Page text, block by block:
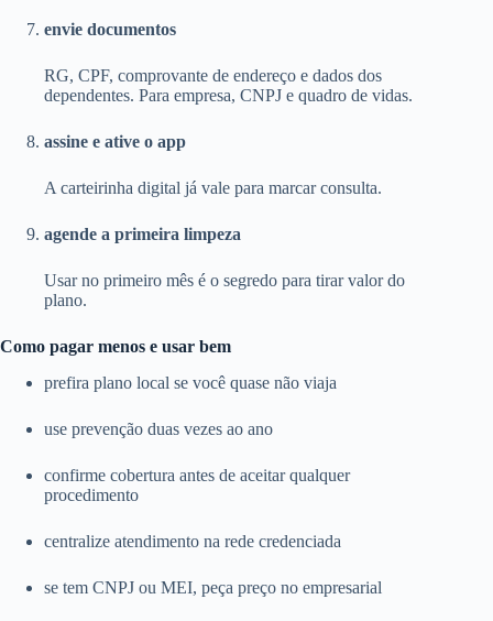
envie documentos
RG, CPF, comprovante de endereço e dados dos
dependentes. Para empresa, CNPJ e quadro de vidas.
assine e ative o app
A carteirinha digital já vale para marcar consulta.
agende a primeira limpeza
Usar no primeiro mês é o segredo para tirar valor do
plano.
Como pagar menos e usar bem
prefira plano local se você quase não viaja
use prevenção duas vezes ao ano
confirme cobertura antes de aceitar qualquer
procedimento
centralize atendimento na rede credenciada
se tem CNPJ ou MEI, peça preço no empresarial